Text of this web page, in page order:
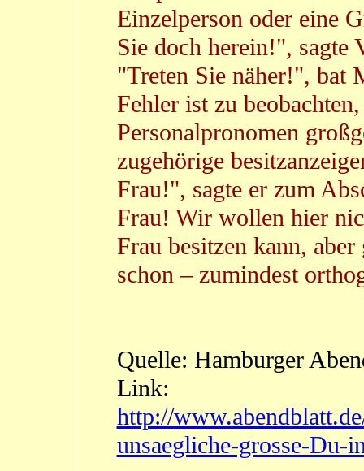
Einzelperson oder eine
Sie doch herein!", sagte
"Treten Sie näher!", bat
Fehler ist zu
Personalpronomen
zugehörige
Frau!", sagte er zum
Frau! Wir wollen hier
Frau besitzen kann,
schon – zumindest
Quelle: Hamburger
Link:
http://
unsaegliche-grosse-Du-